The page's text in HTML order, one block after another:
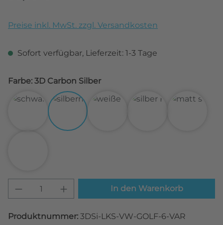
Preise inkl. MwSt. zzgl. Versandkosten
Sofort verfügbar, Lieferzeit: 1-3 Tage
Farbe: 3D Carbon Silber
3D Carbon Schwarz3D Carbon Silber
Produkt Anzahl: Gib denIn den Warenkorb
Produktnummer: 3DSi-LKS-VW-GOLF-6-VAR